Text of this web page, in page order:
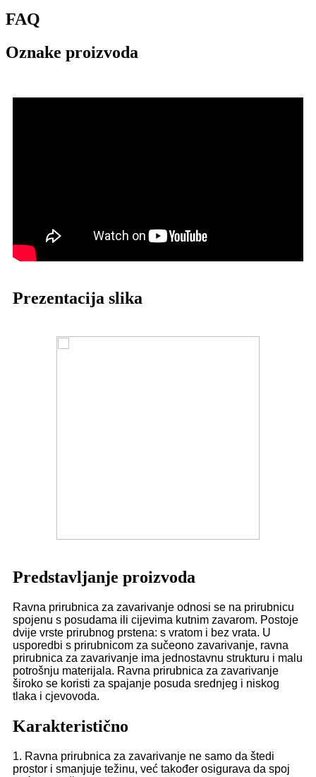
FAQ
Oznake proizvoda
Prezentacija slika
Predstavljanje proizvoda
Ravna prirubnica za zavarivanje odnosi se na prirubnicu
spojenu s posudama ili cijevima kutnim zavarom. Postoje
dvije vrste prirubnog prstena: s vratom i bez vrata. U
usporedbi s prirubnicom za sučeono zavarivanje, ravna
prirubnica za zavarivanje ima jednostavnu strukturu i malu
potrošnju materijala. Ravna prirubnica za zavarivanje
široko se koristi za spajanje posuda srednjeg i niskog
tlaka i cjevovoda.
Karakteristično
1. Ravna prirubnica za zavarivanje ne samo da štedi
prostor i smanjuje težinu, već također osigurava da spoj